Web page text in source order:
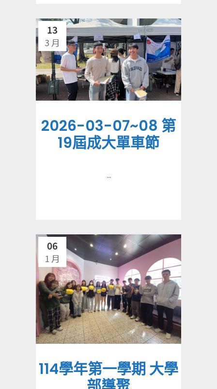
13
3 月
2026-03-07~08 第
19屆成大單車節
...
06
1 月
114學年第一學期 大學